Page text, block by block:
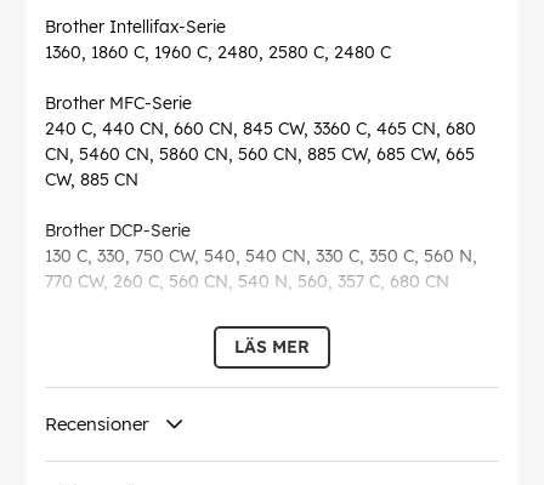
Brother Intellifax-Serie
1360, 1860 C, 1960 C, 2480, 2580 C, 2480 C
Brother MFC-Serie
240 C, 440 CN, 660 CN, 845 CW, 3360 C, 465 CN, 680
CN, 5460 CN, 5860 CN, 560 CN, 885 CW, 685 CW, 665
CW, 885 CN
Brother DCP-Serie
130 C, 330, 750 CW, 540, 540 CN, 330 C, 350 C, 560 N,
770 CW, 260 C, 560 CN, 540 N, 560, 357 C, 680 CN
LÄS MER
Recensioner